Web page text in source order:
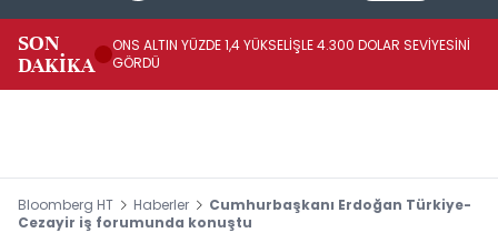
SON
DAKİKA
ONS ALTIN YÜZDE 1,4 YÜKSELİŞLE 4.300 DOLAR SEVİYESİNİ
GÖRDÜ
Bloomberg HT Haberler
Cumhurbaşkanı Erdoğan Türkiye-
Cezayir iş forumunda konuştu